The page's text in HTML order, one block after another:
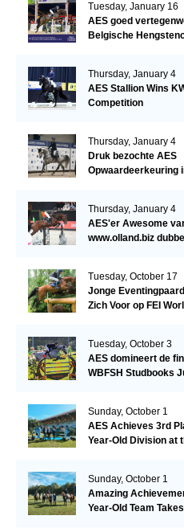
Tuesday, January 16
AES goed
Belgische
Thursday, January 4
AES Stallion Wins
Competition
Thursday, January 4
Druk bezochte AES
Opwaardeerkeuring
Thursday, January 4
AES'er Awesome
www.olland.biz
Tuesday, October 17
Jonge
Zich Voor op FEI
Tuesday, October 3
AES domineert de
WBFSH Studbooks
Sunday, October 1
AES Achieves 3rd
Year-Old Division at
Sunday, October 1
Amazing
Year-Old Team